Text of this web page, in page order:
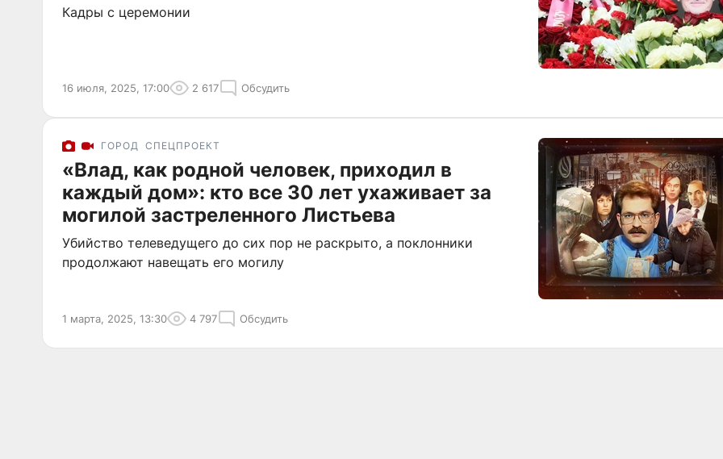
Кадры с церемонии
16 июля, 2025, 17:00 2 617 Обсудить
ГОРОД СПЕЦПРОЕКТ
«Влад, как родной человек, приходил в
каждый дом»: кто все 30 лет ухаживает за
могилой застреленного Листьева
Убийство телеведущего до сих пор не раскрыто, а поклонники
продолжают навещать его могилу
1 марта, 2025, 13:30 4 797 Обсудить